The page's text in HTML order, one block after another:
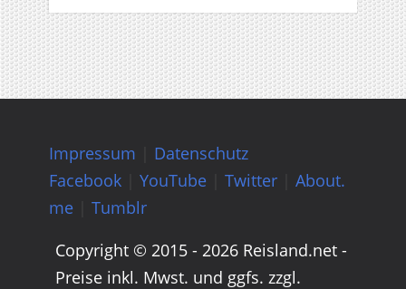
Impressum
Datenschutz
Facebook
YouTube Twitter
About.
me
Tumblr
Copyright © 2015 - 2026 Reisland.net -
Preise inkl. Mwst. und ggfs. zzgl.